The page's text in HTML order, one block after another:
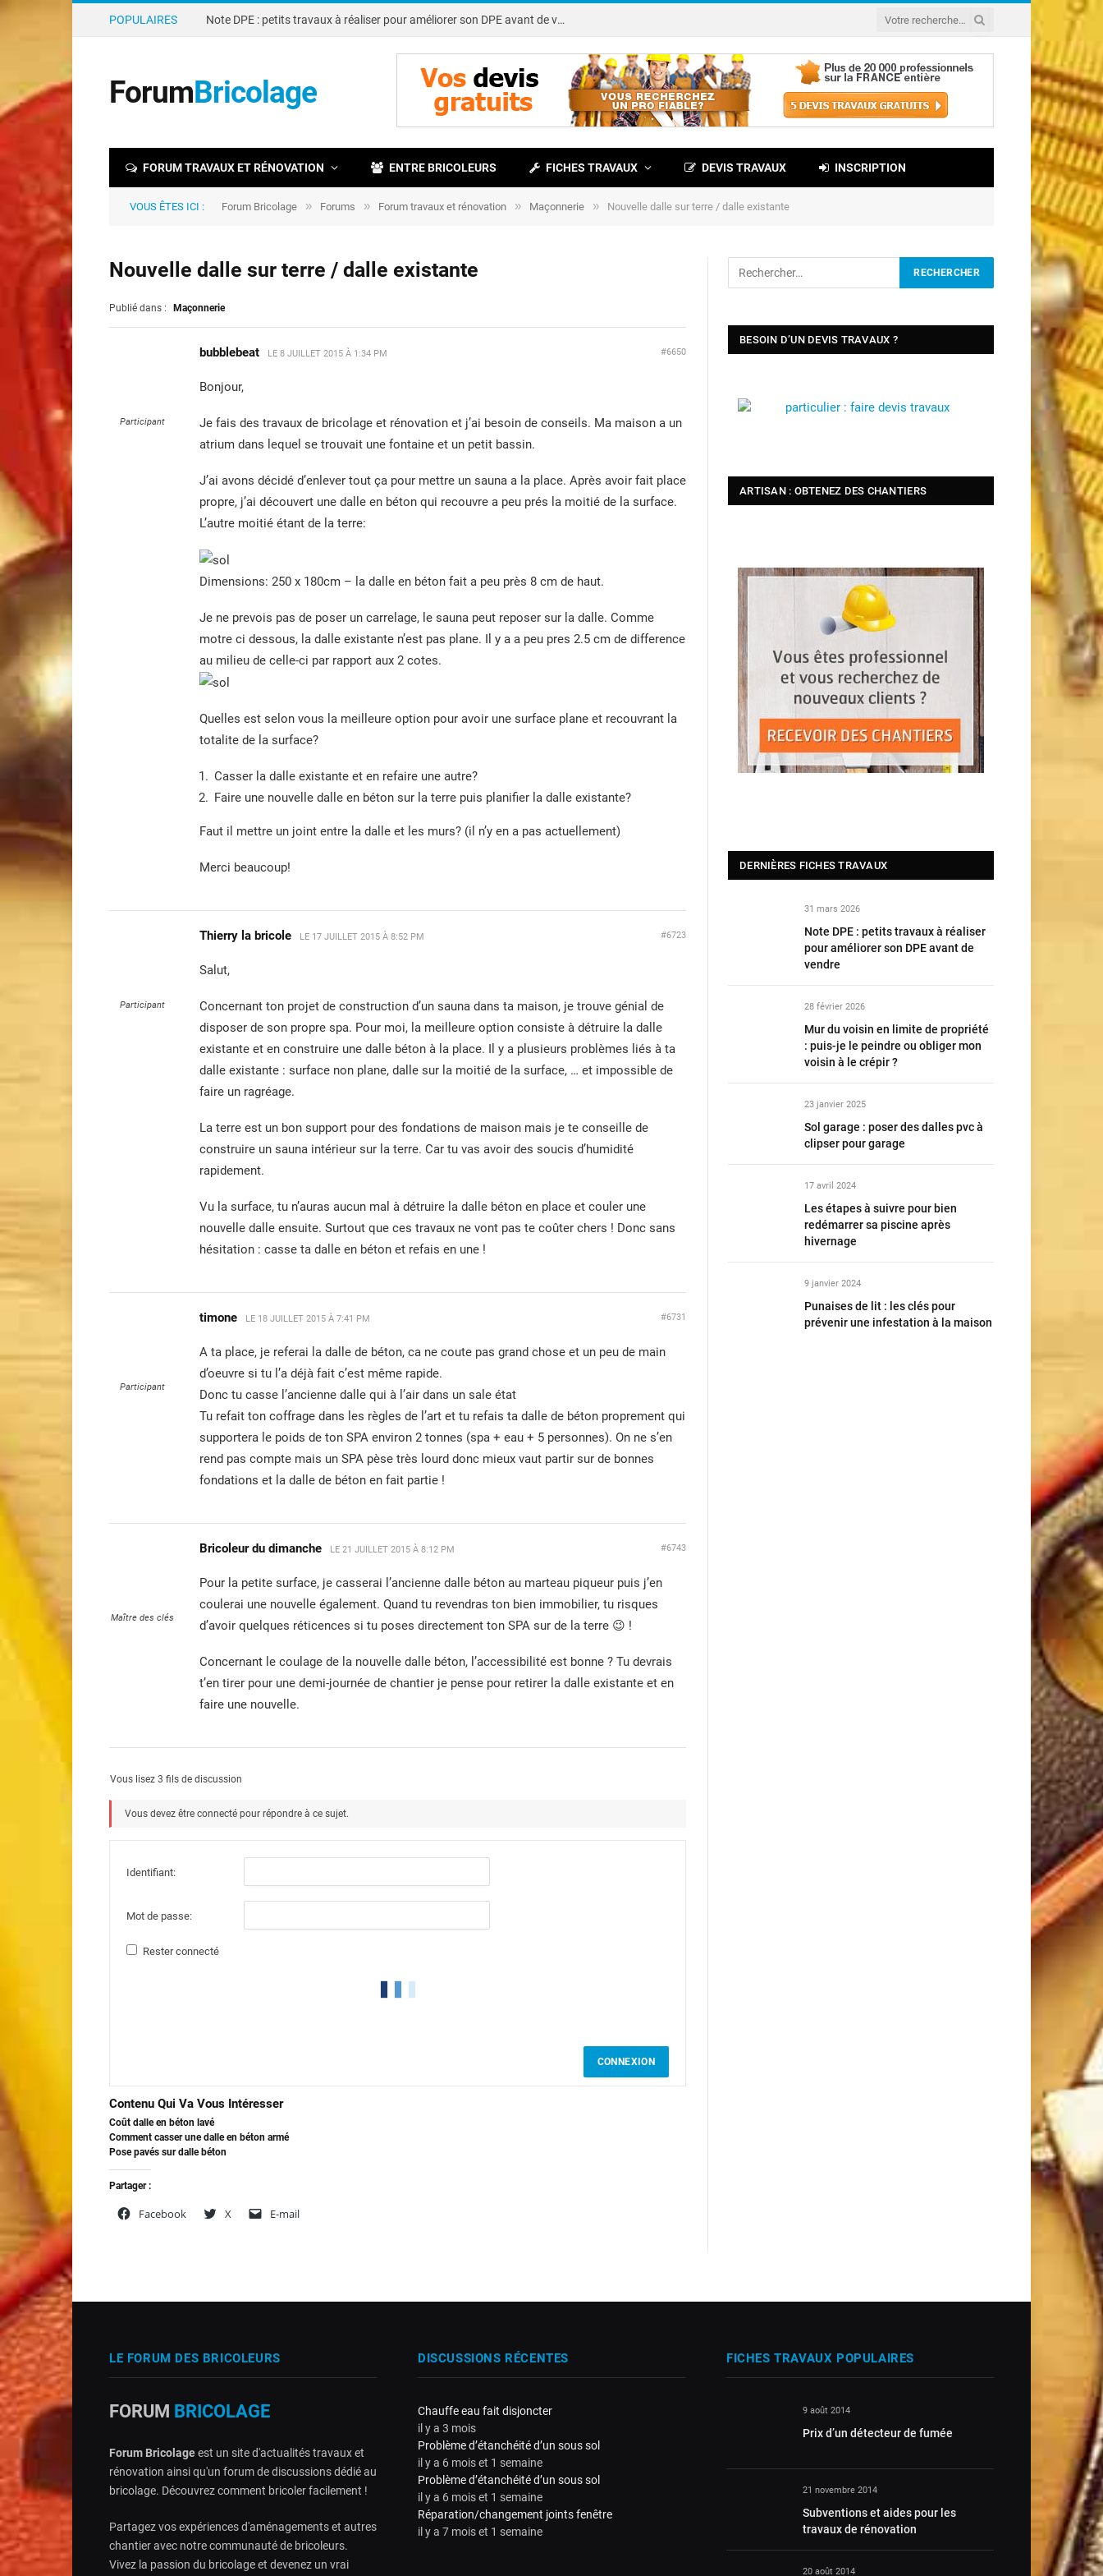
POPULAIRES Note DPE : petits travaux à réaliser pour améliorer son DPE avant de vendre
ForumBricolage
FORUM TRAVAUX ET RÉNOVATION ENTRE BRICOLEURS FICHES TRAVAUX DEVIS TRAVAUX INSCRIPTION
VOUS ÊTES ICI : Forum Bricolage » Forums » Forum travaux et rénovation » Maçonnerie » Nouvelle dalle sur terre / dalle existante
Nouvelle dalle sur terre / dalle existante
Publié dans : Maçonnerie
Participant
bubblebeat LE 8 JUILLET 2015 À 1:34 PM #6650
Bonjour,
Je fais des travaux de bricolage et rénovation et j’ai besoin de conseils. Ma maison a un
atrium dans lequel se trouvait une fontaine et un petit bassin.
J’ai avons décidé d’enlever tout ça pour mettre un sauna a la place. Après avoir fait place
propre, j’ai découvert une dalle en béton qui recouvre a peu prés la moitié de la surface.
L’autre moitié étant de la terre:
Dimensions: 250 x 180cm – la dalle en béton fait a peu près 8 cm de haut.
Je ne prevois pas de poser un carrelage, le sauna peut reposer sur la dalle. Comme
motre ci dessous, la dalle existante n’est pas plane. Il y a a peu pres 2.5 cm de difference
au milieu de celle-ci par rapport aux 2 cotes.
Quelles est selon vous la meilleure option pour avoir une surface plane et recouvrant la
totalite de la surface?
Casser la dalle existante et en refaire une autre?
Faire une nouvelle dalle en béton sur la terre puis planifier la dalle existante?
Faut il mettre un joint entre la dalle et les murs? (il n’y en a pas actuellement)
Merci beaucoup!
Participant
Thierry la bricole LE 17 JUILLET 2015 À 8:52 PM #6723
Salut,
Concernant ton projet de construction d’un sauna dans ta maison, je trouve génial de
disposer de son propre spa. Pour moi, la meilleure option consiste à détruire la dalle
existante et en construire une dalle béton à la place. Il y a plusieurs problèmes liés à ta
dalle existante : surface non plane, dalle sur la moitié de la surface, … et impossible de
faire un ragréage.
La terre est un bon support pour des fondations de maison mais je te conseille de
construire un sauna intérieur sur la terre. Car tu vas avoir des soucis d’humidité
rapidement.
Vu la surface, tu n’auras aucun mal à détruire la dalle béton en place et couler une
nouvelle dalle ensuite. Surtout que ces travaux ne vont pas te coûter chers ! Donc sans
hésitation : casse ta dalle en béton et refais en une !
Participant
timone LE 18 JUILLET 2015 À 7:41 PM #6731
A ta place, je referai la dalle de béton, ca ne coute pas grand chose et un peu de main
d’oeuvre si tu l’a déjà fait c’est même rapide.
Donc tu casse l’ancienne dalle qui à l’air dans un sale état
Tu refait ton coffrage dans les règles de l’art et tu refais ta dalle de béton proprement qui
supportera le poids de ton SPA environ 2 tonnes (spa + eau + 5 personnes). On ne s’en
rend pas compte mais un SPA pèse très lourd donc mieux vaut partir sur de bonnes
fondations et la dalle de béton en fait partie !
Maître des clés
Bricoleur du dimanche LE 21 JUILLET 2015 À 8:12 PM #6743
Pour la petite surface, je casserai l’ancienne dalle béton au marteau piqueur puis j’en
coulerai une nouvelle également. Quand tu revendras ton bien immobilier, tu risques
d’avoir quelques réticences si tu poses directement ton SPA sur de la terre 😉 !
Concernant le coulage de la nouvelle dalle béton, l’accessibilité est bonne ? Tu devrais
t’en tirer pour une demi-journée de chantier je pense pour retirer la dalle existante et en
faire une nouvelle.
Vous lisez 3 fils de discussion
Vous devez être connecté pour répondre à ce sujet.
Identifiant:
Mot de passe:
Rester connecté
CONNEXION
Contenu Qui Va Vous Intéresser
Coût dalle en béton lavé
Comment casser une dalle en béton armé
Pose pavés sur dalle béton
Partager :
Facebook X E-mail
BESOIN D’UN DEVIS TRAVAUX ?
ARTISAN : OBTENEZ DES CHANTIERS
DERNIÈRES FICHES TRAVAUX
31 mars 2026
Note DPE : petits travaux à réaliser
pour améliorer son DPE avant de
vendre
28 février 2026
Mur du voisin en limite de propriété
: puis-je le peindre ou obliger mon
voisin à le crépir ?
23 janvier 2025
Sol garage : poser des dalles pvc à
clipser pour garage
17 avril 2024
Les étapes à suivre pour bien
redémarrer sa piscine après
hivernage
9 janvier 2024
Punaises de lit : les clés pour
prévenir une infestation à la maison
LE FORUM DES BRICOLEURS
FORUM BRICOLAGE
Forum Bricolageest un site d'actualités travaux et
rénovation ainsi qu'un forum de discussions dédié au
bricolage. Découvrez comment bricoler facilement !
Partagez vos expériences d'aménagements et autres
chantier avec notre communauté de bricoleurs.
Vivez la passion du bricolage et devenez un vrai
DISCUSSIONS RÉCENTES
Chauffe eau fait disjoncter
il y a 3 mois
Problème d’étanchéité d’un sous sol
il y a 6 mois et 1 semaine
Problème d’étanchéité d’un sous sol
il y a 6 mois et 1 semaine
Réparation/changement joints fenêtre
il y a 7 mois et 1 semaine
FICHES TRAVAUX POPULAIRES
9 août 2014
Prix d’un détecteur de fumée
21 novembre 2014
Subventions et aides pour les
travaux de rénovation
20 août 2014